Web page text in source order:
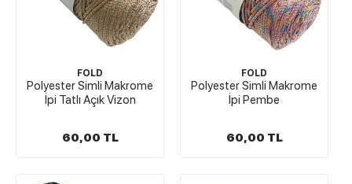
FOLD
Polyester Simli Makrome
İpi Tatlı Açık Vizon
60,00 TL
FOLD
Polyester Simli Makrome
İpi Pembe
60,00 TL